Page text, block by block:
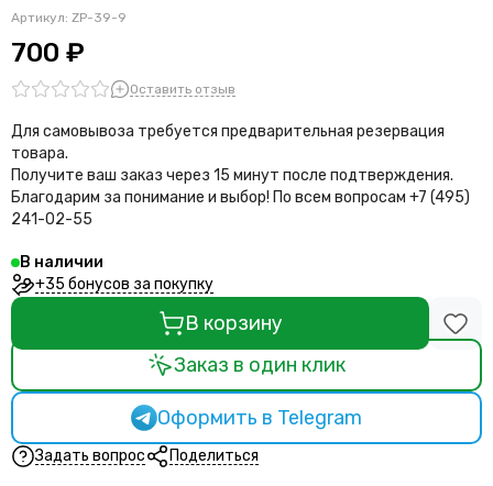
Артикул: ZP-39-9
700 ₽
Оставить отзыв
Для самовывоза требуется предварительная резервация
товара.
Получите ваш заказ через 15 минут после подтверждения.
Благодарим за понимание и выбор! По всем вопросам +7 (495)
241-02-55
В наличии
+35 бонусов за покупку
В корзину
Заказ в один клик
Оформить в Telegram
Задать вопрос Поделиться